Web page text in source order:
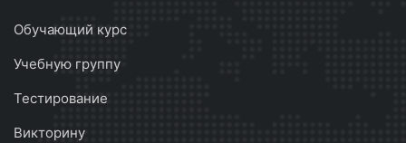
Обучающий курс
Учебную группу
Тестирование
Викторину